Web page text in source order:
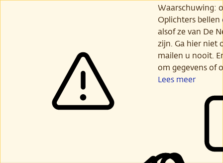
Waarschuwing:
Oplichters
alsof ze van De
zijn. Ga hier niet
mailen u nooit.
om gegevens of
Lees meer